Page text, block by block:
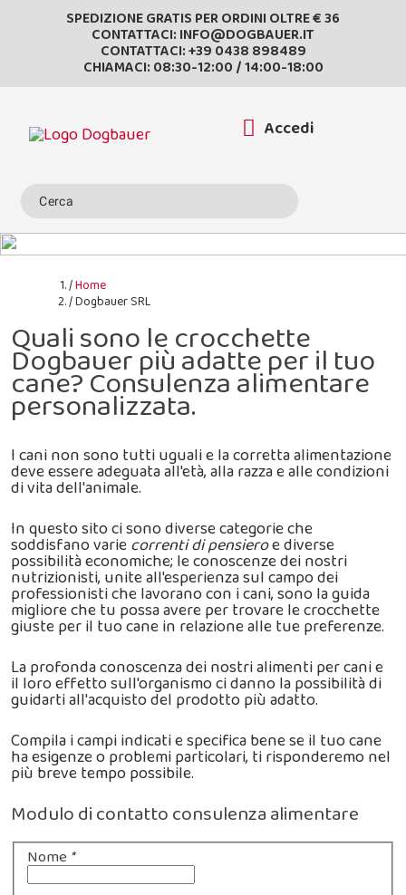
SPEDIZIONE GRATIS PER ORDINI OLTRE € 36
CONTATTACI: INFO@DOGBAUER.IT
CONTATTACI:+39 0438 898489
CHIAMACI: 08:30-12:00 / 14:00-18:00
Accedi
Home
Dogbauer SRL
Quali sono le crocchette
Dogbauer più adatte per il tuo
cane? Consulenza alimentare
personalizzata.
I cani non sono tutti uguali e la corretta alimentazione
deve essere adeguata all'età, alla razza e alle condizioni
di vita dell'animale.
In questo sito ci sono diverse categorie che
soddisfano variecorrenti di pensieroe diverse
possibilità economiche; le conoscenze dei nostri
nutrizionisti, unite all'esperienza sul campo dei
professionisti che lavorano con i cani, sono la guida
migliore che tu possa avere per trovare le crocchette
giuste per il tuo cane in relazione alle tue preferenze.
La profonda conoscenza dei nostri alimenti per cani e
il loro effetto sull'organismo ci danno la possibilità di
guidarti all'acquisto del prodotto più adatto.
Compila i campi indicati e specifica bene se il tuo cane
ha esigenze o problemi particolari, ti risponderemo nel
più breve tempo possibile.
Modulo di contatto consulenza alimentare
Nome*